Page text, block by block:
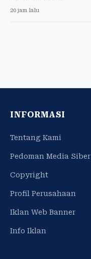
20 jam lalu
INFORMASI
Tentang Kami
Pedoman Media Siber
Copyright
Profil Perusahaan
Iklan Web Banner
Info Iklan